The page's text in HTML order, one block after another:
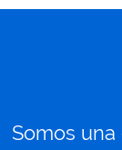
Somos